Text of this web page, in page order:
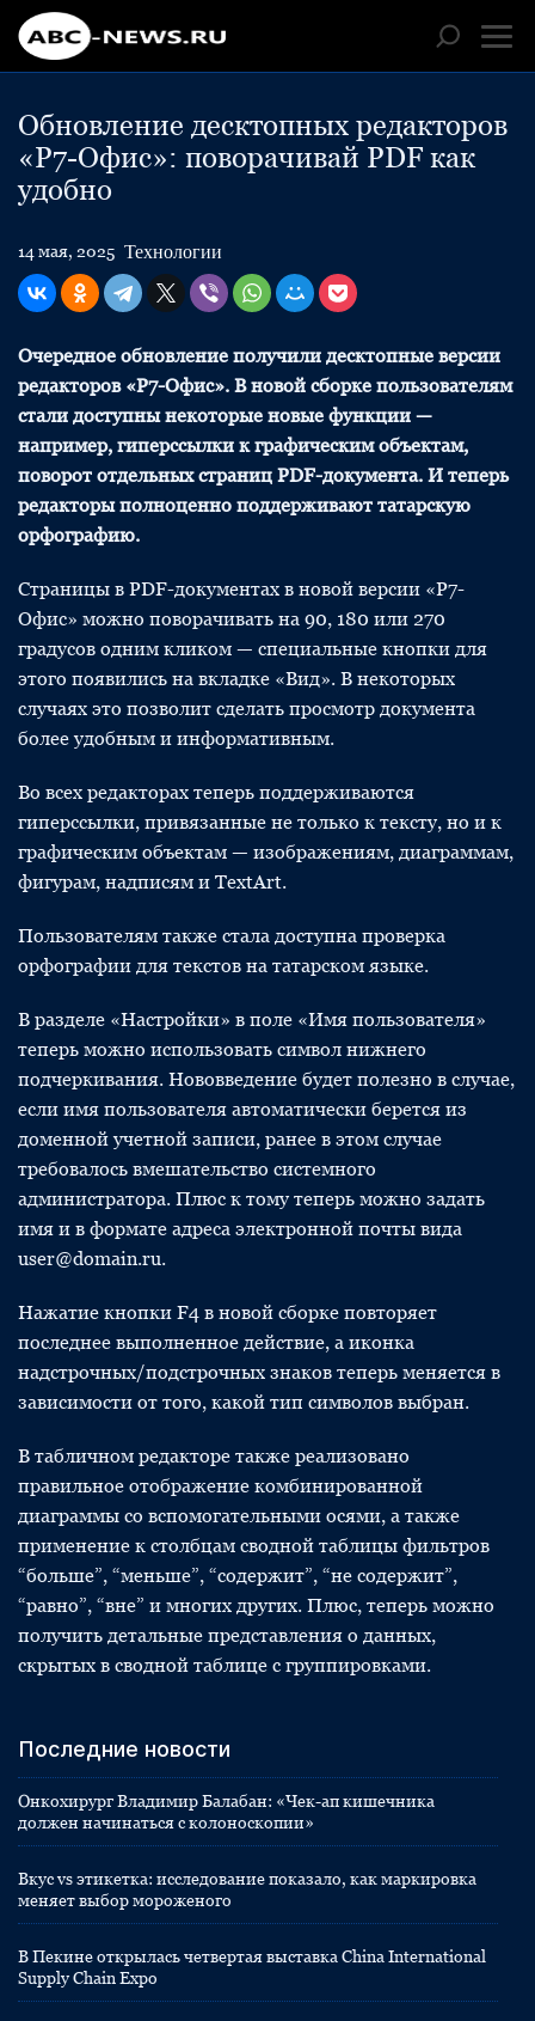
Обновление десктопных редакторов
«Р7-Офис»: поворачивай PDF как
удобно
14 мая, 2025 Технологии
Очередное обновление получили десктопные версии
редакторов «Р7-Офис». В новой сборке пользователям
стали доступны некоторые новые функции —
например, гиперссылки к графическим объектам,
поворот отдельных страниц PDF-документа. И теперь
редакторы полноценно поддерживают татарскую
орфографию.
Страницы в PDF-документах в новой версии «Р7-
Офис» можно поворачивать на 90, 180 или 270
градусов одним кликом — специальные кнопки для
этого появились на вкладке «Вид». В некоторых
случаях это позволит сделать просмотр документа
более удобным и информативным.
Во всех редакторах теперь поддерживаются
гиперссылки, привязанные не только к тексту, но и к
графическим объектам — изображениям, диаграммам,
фигурам, надписям и TextArt.
Пользователям также стала доступна проверка
орфографии для текстов на татарском языке.
В разделе «Настройки» в поле «Имя пользователя»
теперь можно использовать символ нижнего
подчеркивания. Нововведение будет полезно в случае,
если имя пользователя автоматически берется из
доменной учетной записи, ранее в этом случае
требовалось вмешательство системного
администратора. Плюс к тому теперь можно задать
имя и в формате адреса электронной почты вида
user@domain.ru.
Нажатие кнопки F4 в новой сборке повторяет
последнее выполненное действие, а иконка
надстрочных/подстрочных знаков теперь меняется в
зависимости от того, какой тип символов выбран.
В табличном редакторе также реализовано
правильное отображение комбинированной
диаграммы со вспомогательными осями, а также
применение к столбцам сводной таблицы фильтров
“больше”, “меньше”, “содержит”, “не содержит”,
“равно”, “вне” и многих других. Плюс, теперь можно
получить детальные представления о данных,
скрытых в сводной таблице с группировками.
Последние новости
Онкохирург Владимир Балабан: «Чек-ап кишечника
должен начинаться с колоноскопии»
Вкус vs этикетка: исследование показало, как маркировка
меняет выбор мороженого
В Пекине открылась четвертая выставка China International
Supply Chain Expo